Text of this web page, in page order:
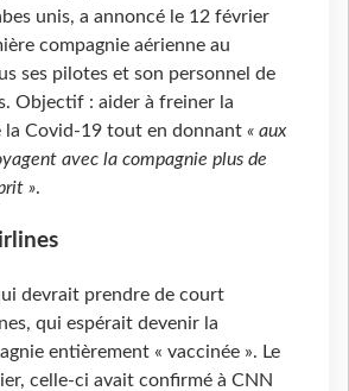
unis, a annoncé le 12 février
compagnie aérienne au
ses pilotes et son personnel de
Objectif : aider à freiner la
la Covid-19 tout en donnant « aux
avec la compagnie plus de
».
devrait prendre de court
qui espérait devenir la
entièrement « vaccinée ». Le
celle-ci avait confirmé à CNN